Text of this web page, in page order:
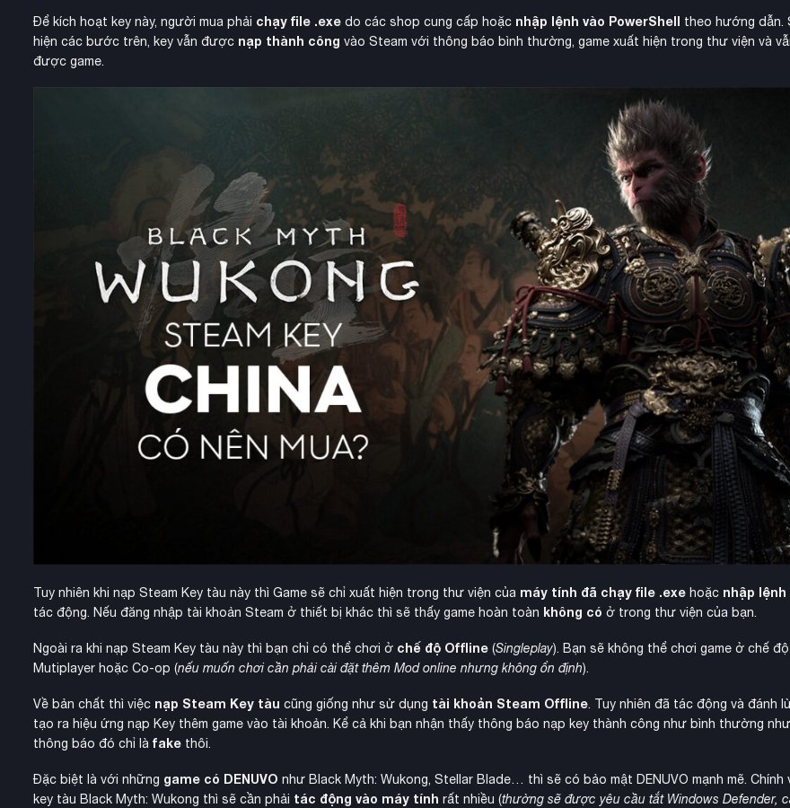
Để kích hoạt key này, người mua phải chạy file .exe do các shop cung cấp hoặc nhập lệnh vào PowerShell theo hướng dẫn.
hiện các bước trên, key vẫn được nạp thành công vào Steam với thông báo bình thường, game xuất hiện trong thư viện và
được game.
Tuy nhiên khi nạp Steam Key tàu này thì Game sẽ chỉ xuất hiện trong thư viện của máy tính đã chạy file .exe hoặc nhập lệnh
tác động. Nếu đăng nhập tài khoản Steam ở thiết bị khác thì sẽ thấy game hoàn toàn không có ở trong thư viện của bạn.
Ngoài ra khi nạp Steam Key tàu này thì bạn chỉ có thể chơi ở chế độ Offline (Singleplay). Bạn sẽ không thể chơi game ở chế
Mutiplayer hoặc Co-op (nếu muốn chơi cần phải cài đặt thêm Mod online nhưng không ổn định).
Về bản chất thì việc nạp Steam Key tàu cũng giống như sử dụng tài khoản Steam Offline. Tuy nhiên đã tác động và đánh
tạo ra hiệu ứng nạp Key thêm game vào tài khoản. Kể cả khi bạn nhận thấy thông báo nạp key thành công như bình thường
thông báo đó chỉ là fake thôi.
Đặc biệt là với những game có DENUVO như Black Myth: Wukong, Stellar Blade… thì sẽ có bảo mật DENUVO mạnh mẽ. Chính
key tàu Black Myth: Wukong thì sẽ cần phải tác động vào máy tính rất nhiều (thường sẽ được yêu cầu tắt Windows Defender,